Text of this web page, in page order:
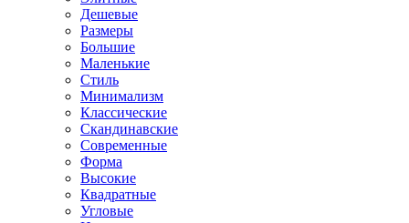
Дешевые
Размеры
Большие
Маленькие
Стиль
Минимализм
Классические
Скандинавские
Современные
Форма
Высокие
Квадратные
Угловые